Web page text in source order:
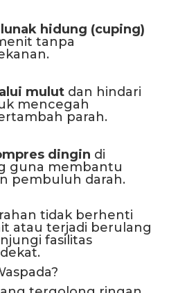
hidung (cuping)
tanpa
mulutdan hindari
mencegah
parah.
dingin di
guna membantu
pembuluh darah.
tidak berhenti
atau terjadi berulang
fasilitas